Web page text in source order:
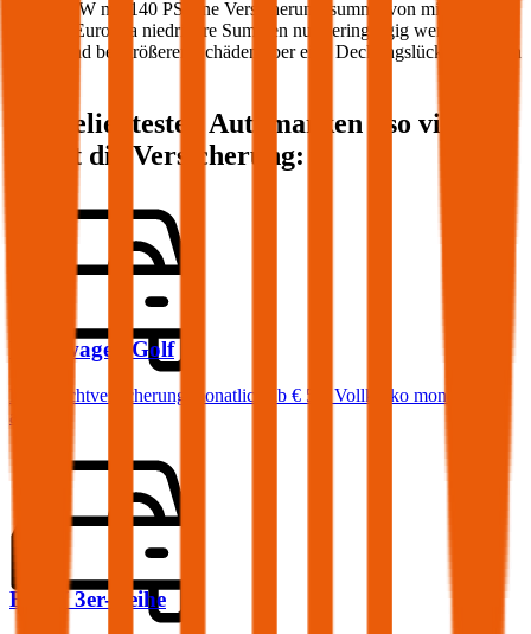
Ihren PKW mit 140 PS eine Versicherungssumme von mindestens
20 Mio. Euro, da niedrigere Summen nur geringfügig weniger
kosten und bei größeren Schäden aber eine Deckungslücke auftreten
Die beliebtesten Automarken - so viel
kostet die Versicherung:
Volkswagen Golf
Haftpflichtversicherung monatlich ab € 50
Vollkasko monatlich
ab …
BMW 3er-Reihe